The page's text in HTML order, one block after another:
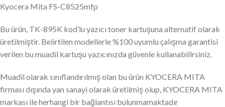
Kyocera Mita FS-C8525mfp
Bu ürün, TK-895K kod’lu yazıcı toner kartuşuna alternatif olarak
üretilmiştir. Belirtilen modellerle %100 uyumlu çalışma garantisi
verilen bu muadil kartuşu yazıcınızda güvenle kullanabilirsiniz.
Muadil olarak sınıflandırılmış olan bu ürün KYOCERA MITA
firması dışında yan sanayi olarak üretilmiş olup, KYOCERA MITA
markası ile herhangi bir bağlantısı bulunmamaktadır